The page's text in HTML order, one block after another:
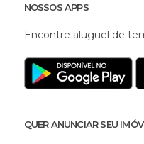
NOSSOS APPS
Encontre aluguel de
QUER ANUNCIAR SEU